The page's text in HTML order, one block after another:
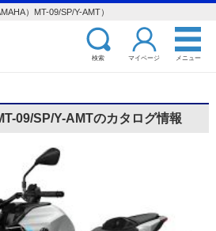
）MT-09/SP/Y-AMT）
検索 マイページ メニュー
09/SP/Y-AMTのカタログ情報